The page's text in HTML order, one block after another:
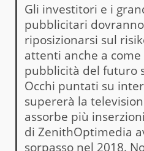
Gli investitori e i
pubblicitari
riposizionarsi sul
attenti anche a
pubblicità del futuro
Occhi puntati su
supererà la
assorbe più
di ZenithOptimedia
sorpasso nel 2018.